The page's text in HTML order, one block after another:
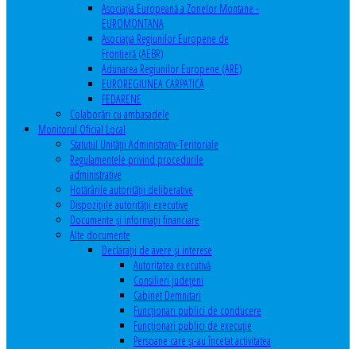
Asociația Europeană a Zonelor Montane -
EUROMONTANA
Asociația Regiunilor Europene de
Frontieră (AEBR)
Adunarea Regiunilor Europene (ARE)
EUROREGIUNEA CARPATICĂ
FEDARENE
Colaborări cu ambasadele
Monitorul Oficial Local
Statutul Unităţii Administrativ-Teritoriale
Regulamentele privind procedurile
administrative
Hotărârile autorităţii deliberative
Dispoziţiile autorităţii executive
Documente şi informaţii financiare
Alte documente
Declaraţii de avere şi interese
Autoritatea executivă
Consilieri judeţeni
Cabinet Demnitari
Funcţionari publici de conducere
Funcționari publici de execuție
Persoane care şi-au încetat activitatea